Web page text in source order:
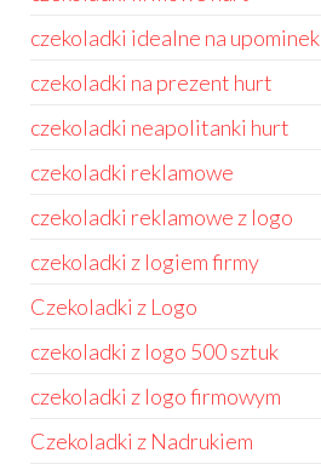
czekoladki idealne na upominek
czekoladki na prezent hurt
czekoladki neapolitanki hurt
czekoladki reklamowe
czekoladki reklamowe z logo
czekoladki z logiem firmy
Czekoladki z Logo
czekoladki z logo 500 sztuk
czekoladki z logo firmowym
Czekoladki z Nadrukiem